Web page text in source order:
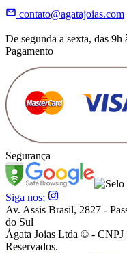
contato@agatajoias.com
De segunda a sexta, das 9h
Pagamento
Segurança
Siga nos:
Av. Assis Brasil, 2827 -
do Sul
Ágata Joias Ltda © -
Reservados.